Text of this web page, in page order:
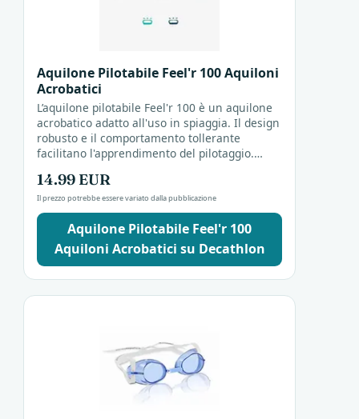
Aquilone Pilotabile Feel'r 100 Aquiloni
Acrobatici
L’aquilone pilotabile Feel'r 100 è un aquilone
acrobatico adatto all'uso in spiaggia. Il design
robusto e il comportamento tollerante
facilitano l'apprendimento del pilotaggio.
desidera...
14.99 EUR
Il prezzo potrebbe essere variato dalla pubblicazione
Aquilone Pilotabile Feel'r 100
Aquiloni Acrobatici su Decathlon